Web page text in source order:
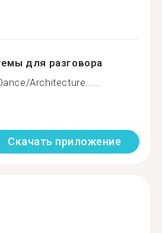
для разговора
Architecture.....
Скачать приложение